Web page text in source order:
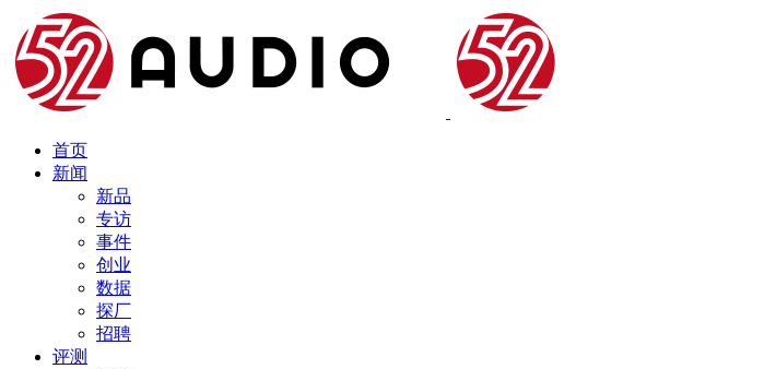
首页
新闻
新品
专访
事件
创业
数据
探厂
招聘
评测